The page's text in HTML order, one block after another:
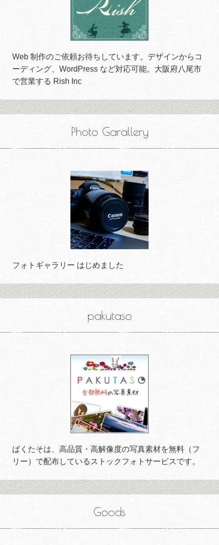
Web 制作のご依頼お待ちしています。デザインからコ
ーディング、WordPress など対応可能。大阪府八尾市
で営業する Rish Inc
Photo Garallery
フォトギャラリー はじめました
pakutaso
ぱくたそは、高品質・高解像度の写真素材を無料（フ
リー）で配布しているストックフォトサービスです。
Goods